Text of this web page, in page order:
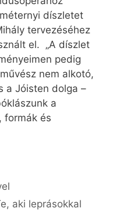
díszletet
tervezéséhez
el. „A díszlet
pedig
nem alkotó,
a Jóisten dolga –
a
formák és
aki leprásokkal